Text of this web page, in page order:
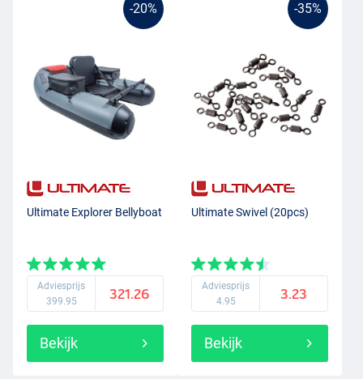
-20%
Ultimate Explorer Bellyboat
Adviesprijs
399.95
321.26
Bekijk
-35%
Ultimate Swivel (20pcs)
Adviesprijs
4.95
3.23
Bekijk